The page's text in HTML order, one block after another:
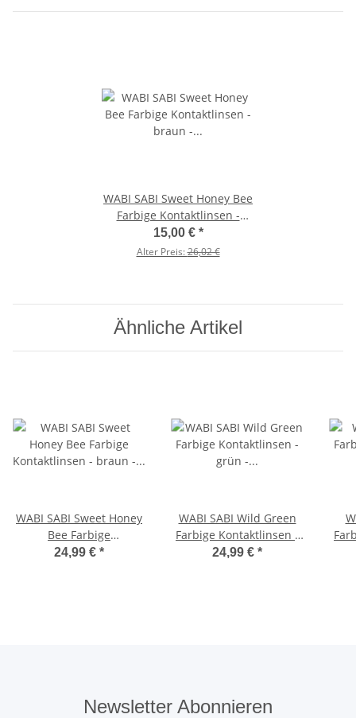
WABI SABI Sweet Honey Bee
Farbige Kontaktlinsen -
- hochdeckende 3
15,00 € *
Alter Preis:26,02 €
Ähnliche Artikel
WABI SABI Sweet Honey
Bee Farbige
Kontaktlinsen - braun -
24,99 € *
WABI SABI Wild Green
Farbige Kontaktlinsen -
grün - hochdeckende 3
24,99 € *
Newsletter Abonnieren